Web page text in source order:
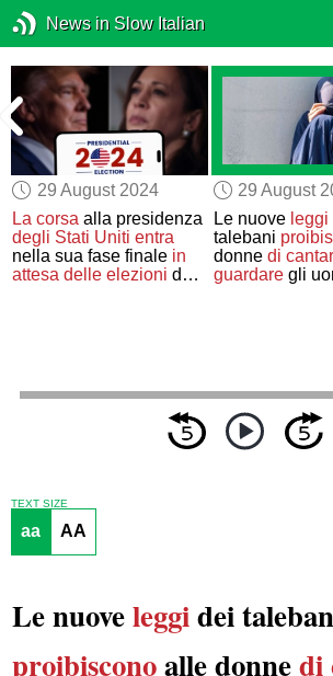
News in Slow Italian
29 August 2024
La corsa alla presidenza
degli Stati Uniti entra
nella sua fase finale in
attesa delle elezioni del
29 August
Le nuove leggi
talebani
donne di
guardaregli
TEXT SIZE
aa AA
Le nuoveleggidei
proibisconoalle donnedi